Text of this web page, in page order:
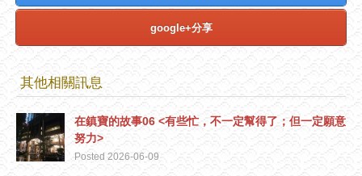
google+分享
其他相關訊息
在鎮寶的故事06 <有些忙，不一定幫得了；但一定願意
努力>
Posted 2026-06-09